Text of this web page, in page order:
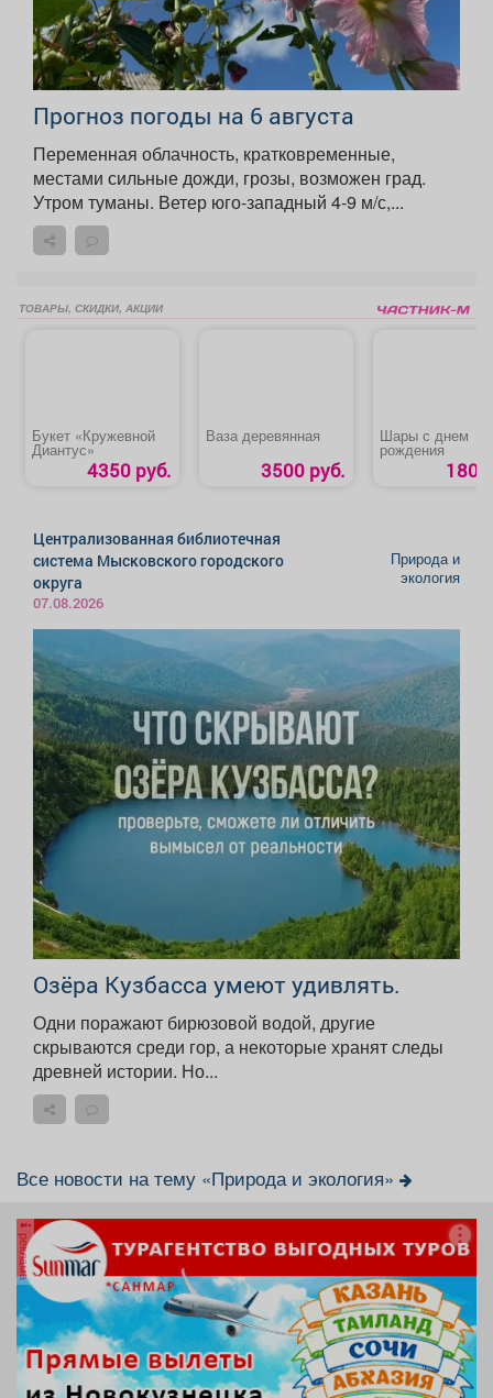
Прогноз погоды на 6 августа
Переменная облачность, кратковременные,
местами сильные дожди, грозы, возможен град.
Утром туманы. Ветер юго-западный 4-9 м/с,...
ТОВАРЫ, СКИДКИ, АКЦИИ
Букет «Кружевной
Диантус»
4350 руб.
Ваза деревянная
3500 руб.
Шары с днем
рождения
180
Централизованная библиотечная
система Мысковского городского
округа
07.08.2026
Природа и
экология
Озёра Кузбасса умеют удивлять.
Одни поражают бирюзовой водой, другие
скрываются среди гор, а некоторые хранят следы
древней истории. Но...
Все новости на тему «Природа и экология»
реклама